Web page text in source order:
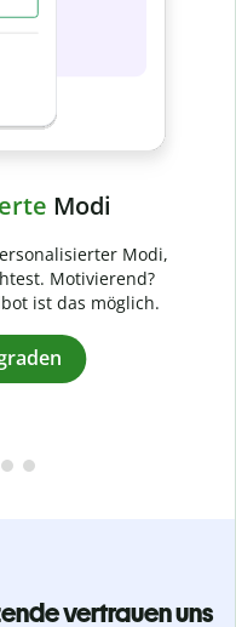
vertrauen uns